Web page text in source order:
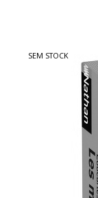
SEM STOCK